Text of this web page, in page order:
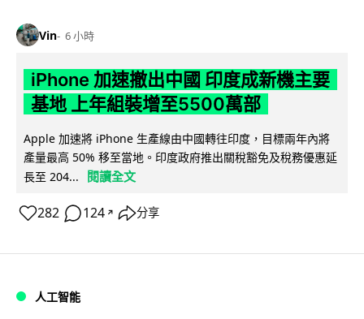
Vin 6 小時
iPhone 加速撤出中國 印度成新機主要
基地 上年組裝增至5500萬部
Apple 加速將 iPhone 生產線由中國轉往印度，目標兩年內將
產量最高 50% 移至當地。印度政府推出關稅豁免及稅務優惠延
長至 204...
閱讀全文
282 124 ↗ 分享
人工智能